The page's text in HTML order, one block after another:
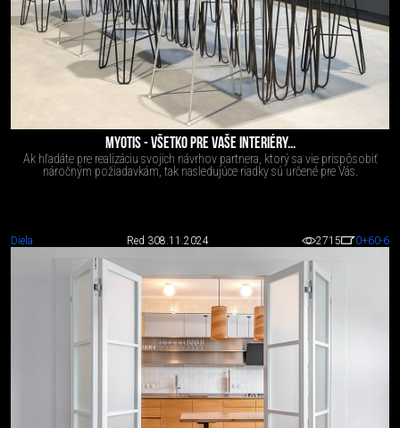
MYOTIS - VŠETKO PRE VAŠE INTERIÉRY...
Ak hľadáte pre realizáciu svojich návrhov partnera, ktorý sa vie prispôsobiť
náročným požiadavkám, tak nasledujúce riadky sú určené pre Vás.
Diela Red 308.11.2024 2715 0+60-6